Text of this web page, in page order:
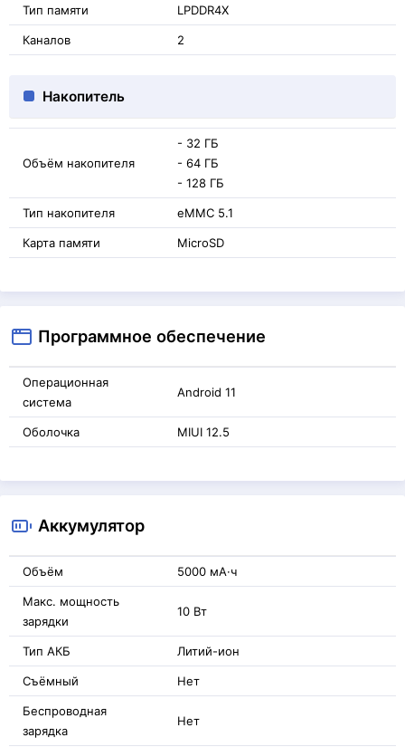
Тип памяти LPDDR4X
Каналов 2
Накопитель
Объём накопителя
- 32 ГБ
- 64 ГБ
- 128 ГБ
Тип накопителя eMMC 5.1
Карта памяти MicroSD
Программное обеспечение
Операционная
система
Android 11
Оболочка MIUI 12.5
Аккумулятор
Объём 5000 мА·ч
Макс. мощность
зарядки
10 Вт
Тип АКБ Литий-ион
Съёмный Нет
Беспроводная
зарядка
Нет